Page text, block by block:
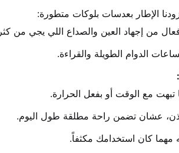
الإطار بعدسات بلوكات متطورة:
من إجهاد العين والصداع اللي يجي من
الدوام الطويلة والقراءة.
تبهت مع الوقت أو بفعل الحرارة.
عشان تضمن راحة مطلقة طول اليوم.
مهما كان استخدامك مكثفاً.